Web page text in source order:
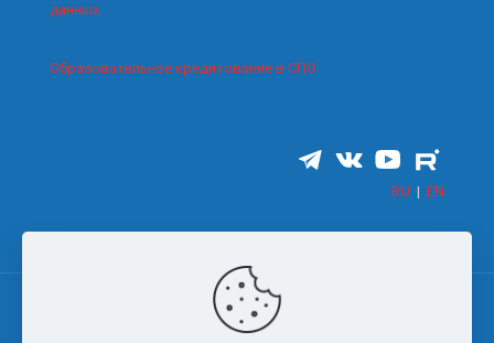
данных
Образовательное кредитование в СПО
RU | EN